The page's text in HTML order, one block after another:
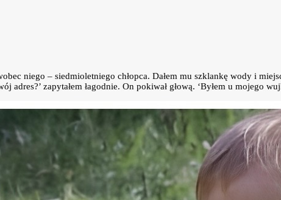
niego – siedmioletniego chłopca. Dałem mu szklankę wody i
adres?’ zapytałem łagodnie. On pokiwał głową. ‘Byłem u